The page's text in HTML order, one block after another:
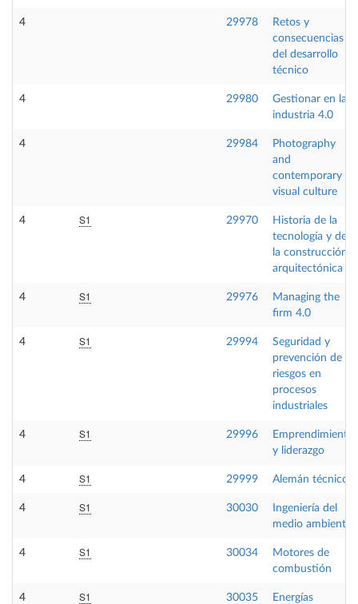
4 29978
Retos y
consecuencias
del desarrollo
técnico
4 29980
Gestionar en la
industria 4.0
4 29984
Photography
and
contemporary
visual culture
4 S1 29970
Historia de la
tecnología y de
la construcción
arquitectónica
4 S1 29976
Managing the
firm 4.0
4 S1 29994
Seguridad y
prevención de
riesgos en
procesos
industriales
4 S1 29996
Emprendimiento
y liderazgo
4 S1 29999 Alemán técnico
4 S1 30030
Ingeniería del
medio ambiente
4 S1 30034
Motores de
combustión
4 S1 30035
Energías